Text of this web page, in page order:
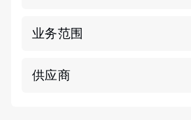
业务范围
供应商